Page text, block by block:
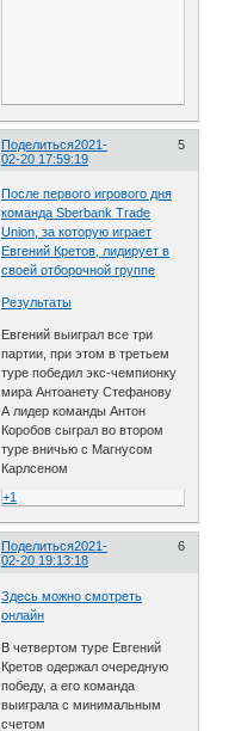
Поделиться 5
2021-
02-20 17:59:19
После первого игрового дня
команда Sberbank Trade
Union, за которую играет
Евгений Кретов, лидирует в
своей отборочной группе
Результаты
Евгений выиграл все три
партии, при этом в третьем
туре победил экс-чемпионку
мира Антоанету Стефанову
А лидер команды Антон
Коробов сыграл во втором
туре вничью с Магнусом
Карлсеном
+1
Поделиться 6
2021-
02-20 19:13:18
Здесь можно смотреть
онлайн
В четвертом туре Евгений
Кретов одержал очередную
победу, а его команда
выиграла с минимальным
счетом